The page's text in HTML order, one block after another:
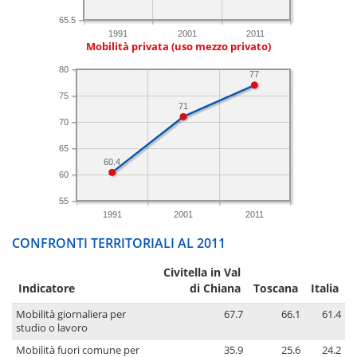
1991 2001 2011
65.5
Mobilità privata (uso mezzo privato)
1991 2001 2011
55
60
65
70
75
80
77
71
60.4
CONFRONTI TERRITORIALI AL 2011
Indicatore
Civitella in Val
di Chiana
Toscana Italia
Mobilità giornaliera per
studio o lavoro
67.7 66.1 61.4
Mobilità fuori comune per 35.9 25.6 24.2